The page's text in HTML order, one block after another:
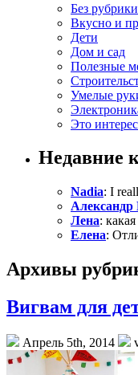
Без рубрики
Вкусно и
Дети
Дом и сад
Полезные
Умелые
Это
Недавние
Nadia: I
Александр
Лена:
Елена:
Архивы
Вигвам для
Апрель 5th, 2014